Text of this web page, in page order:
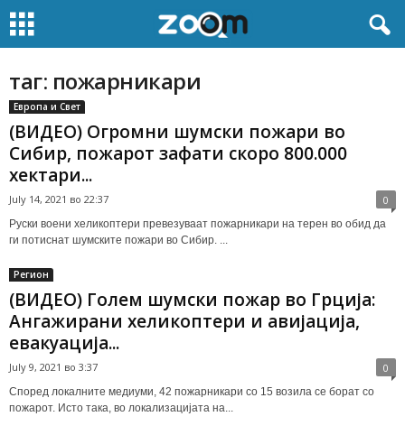
таг: пожарникари
Европа и Свет
(ВИДЕО) Огромни шумски пожари во
Сибир, пожарот зафати скоро 800.000
хектари...
July 14, 2021 во 22:37 0
Руски воени хеликоптери превезуваат пожарникари на терен во обид да
ги потиснат шумските пожари во Сибир. ...
Регион
(ВИДЕО) Голем шумски пожар во Грција:
Ангажирани хеликоптери и авијација,
евакуација...
July 9, 2021 во 3:37 0
Според локалните медиуми, 42 пожарникари со 15 возила се борат со
пожарот. Исто така, во локализацијата на...